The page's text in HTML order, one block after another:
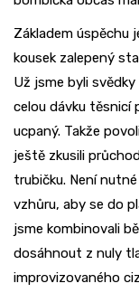
Základem úspěchu
kousek zalepený
Už jsme byli
celou dávku těsnicí
ucpaný. Takže
ještě zkusili
trubičku. Není
vzhůru, aby se do
jsme kombinovali
dosáhnout z nuly
improvizovaného